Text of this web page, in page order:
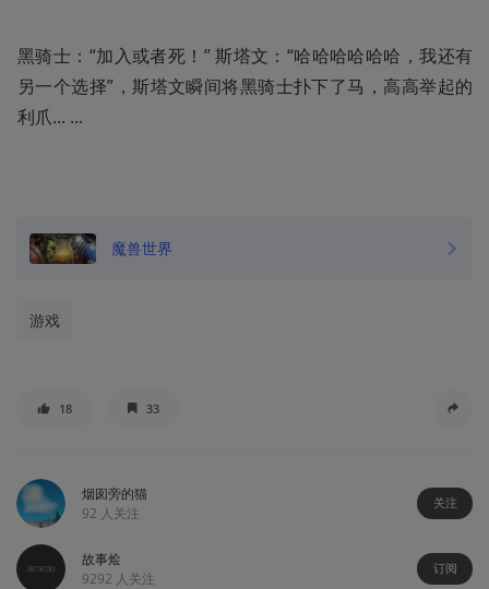
黑骑士：“加入或者死！” 斯塔文：“哈哈哈哈哈哈，我还有
另一个选择”，斯塔文瞬间将黑骑士扑下了马，高高举起的
利爪... ...
魔兽世界
游戏
18 33
烟囱旁的猫
92 人关注
关注
故事烩
9292 人关注
订阅